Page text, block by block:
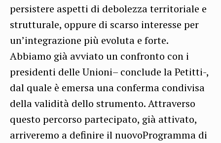
persistere aspetti di debolezza territoriale e
strutturale, oppure di scarso interesse per
un’integrazione più evoluta e forte.
Abbiamo già avviato un confronto con i
presidenti delle Unioni– conclude la Petitti-,
dal quale è emersa una conferma condivisa
della validità dello strumento. Attraverso
questo percorso partecipato, già attivato,
arriveremo a definire il nuovoProgramma di